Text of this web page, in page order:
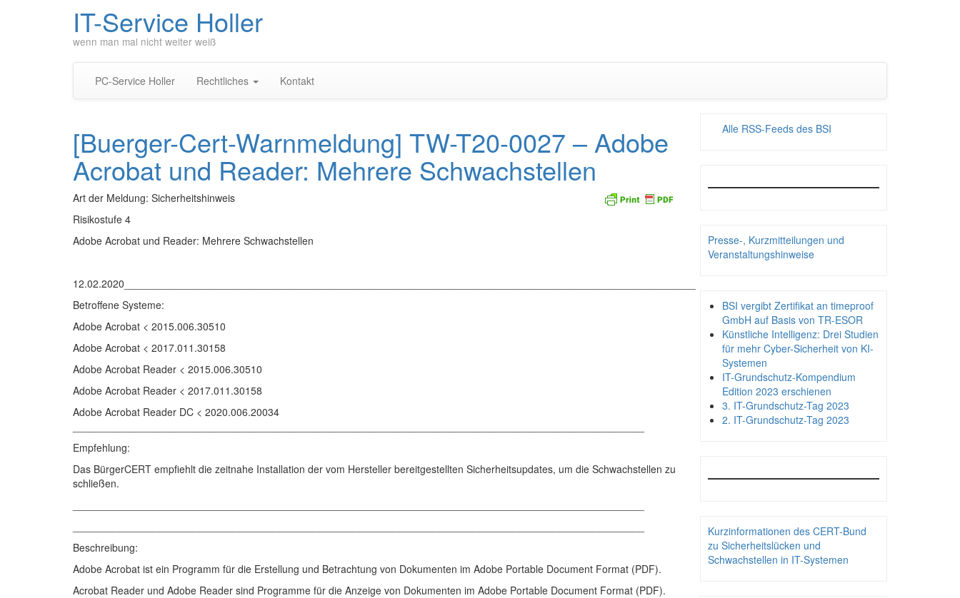
IT-Service Holler
wenn man mal nicht weiter weiß
PC-Service Holler Rechtliches Kontakt
[Buerger-Cert-Warnmeldung] TW-T20-0027 – Adobe
Acrobat und Reader: Mehrere Schwachstellen
Art der Meldung: Sicherheitshinweis
Risikostufe 4
Adobe Acrobat und Reader: Mehrere Schwachstellen
12.02.2020____________________________________________________________________________________________________
Betroffene Systeme:
Adobe Acrobat < 2015.006.30510
Adobe Acrobat < 2017.011.30158
Adobe Acrobat Reader < 2015.006.30510
Adobe Acrobat Reader < 2017.011.30158
Adobe Acrobat Reader DC < 2020.006.20034
Empfehlung:
Das BürgerCERT empfiehlt die zeitnahe Installation der vom Hersteller bereitgestellten Sicherheitsupdates, um die Schwachstellen zu
schließen.
Beschreibung:
Adobe Acrobat ist ein Programm für die Erstellung und Betrachtung von Dokumenten im Adobe Portable Document Format (PDF).
Acrobat Reader und Adobe Reader sind Programme für die Anzeige von Dokumenten im Adobe Portable Document Format (PDF).
Alle RSS-Feeds des BSI
Presse-, Kurzmitteilungen und
Veranstaltungshinweise
BSI vergibt Zertifikat an timeproof
GmbH auf Basis von TR-ESOR
Künstliche Intelligenz: Drei Studien
für mehr Cyber-Sicherheit von KI-
Systemen
IT-Grundschutz-Kompendium
Edition 2023 erschienen
3. IT-Grundschutz-Tag 2023
2. IT-Grundschutz-Tag 2023
Kurzinformationen des CERT-Bund
zu Sicherheitslücken und
Schwachstellen in IT-Systemen